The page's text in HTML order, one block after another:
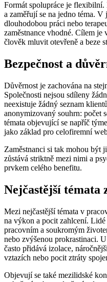
Formát spolupráce je
a zaměřují se na jedno téma.
dlouhodobou práci nebo
zaměstnance vhodné. Cílem
člověk mluvit otevřeně a beze
Bezpečnost a
Důvěrnost je zachována na
Společnosti nejsou sdíleny
neexistuje žádný seznam
anonymizovaný souhrn: počet
témata objevující se napříč
jako základ pro celofiremní
Zaměstnanci si tak mohou být
zůstává striktně mezi nimi a
prvkem celého benefitu.
Nejčastější témata
Mezi nejčastější témata v
na výkon a pocit zahlcení.
pracovním a soukromým
nebo zvýšenou prokrastinaci.
často přidává izolace,
vztazích nebo pocit ztráty
Objevují se také mezilidské